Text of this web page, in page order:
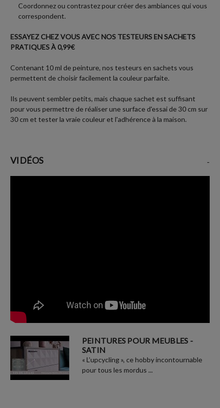
Coordonnez ou contrastez pour créer des ambiances qui vous
correspondent.
ESSAYEZ CHEZ VOUS AVEC NOS TESTEURS EN SACHETS
PRATIQUES À 0,99€
Contenant 10 ml de peinture, nos testeurs en sachets vous
permettent de choisir facilement la couleur parfaite.
Ils peuvent sembler petits, mais chaque sachet est suffisant
pour vous permettre de réaliser une surface d'essai de 30 cm sur
30 cm et tester la vraie couleur et l'adhérence à la maison.
VIDÉOS -
PEINTURES POUR MEUBLES -
SATIN
« L’upcycling », ce hobby incontournable
pour tous les mordus ...